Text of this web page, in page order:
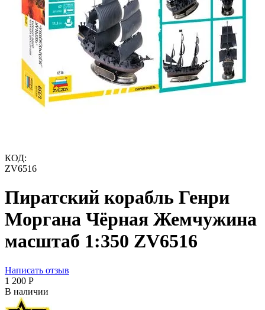
КОД:
ZV6516
Пиратский корабль Генри
Моргана Чёрная Жемчужина
масштаб 1:350 ZV6516
Написать отзыв
1 200 Р
В наличии